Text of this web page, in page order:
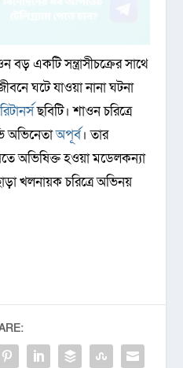
বড় একটি সন্ত্রাসীচক্রের সাথে
ঘটে যাওয়া নানা ঘটনা
ছবিটি। শাওন চরিত্রে
অভিনেতাঅপূর্ব। তার
অভিষিক্ত হওয়া মডেলকন্যা
খলনায়ক চরিত্রে অভিনয়